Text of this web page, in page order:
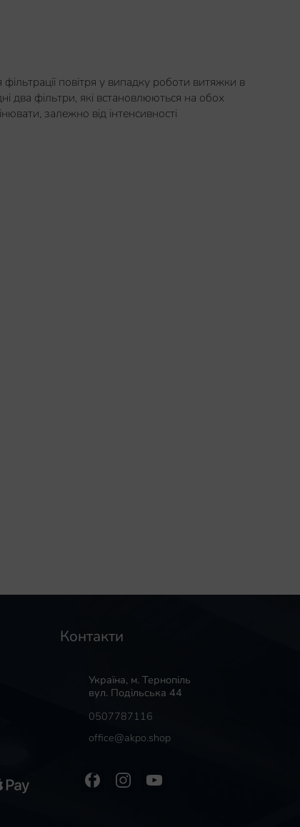
повітря у випадку роботи витяжки в
два фільтри, які встановлюються на обох
залежно від інтенсивності
Контакти
Україна, м. Тернопіль
вул. Подільська 44
0507787116
office@akpo.shop